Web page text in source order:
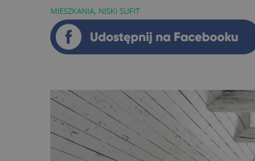
MIESZKANIA, NISKI SUFIT